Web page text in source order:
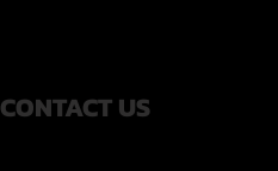
CONTACT US